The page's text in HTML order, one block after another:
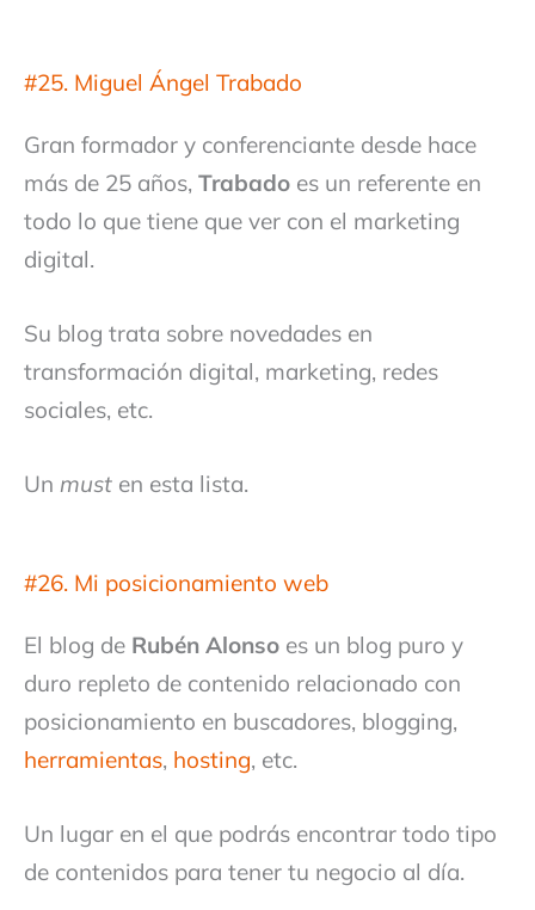
#25. Miguel Ángel Trabado
Gran formador y conferenciante desde hace
más de 25 años, Trabado es un referente en
todo lo que tiene que ver con el marketing
digital.
Su blog trata sobre novedades en
transformación digital, marketing, redes
sociales, etc.
Un must en esta lista.
#26. Mi posicionamiento web
El blog de Rubén Alonso es un blog puro y
duro repleto de contenido relacionado con
posicionamiento en buscadores, blogging,
herramientas, hosting, etc.
Un lugar en el que podrás encontrar todo tipo
de contenidos para tener tu negocio al día.